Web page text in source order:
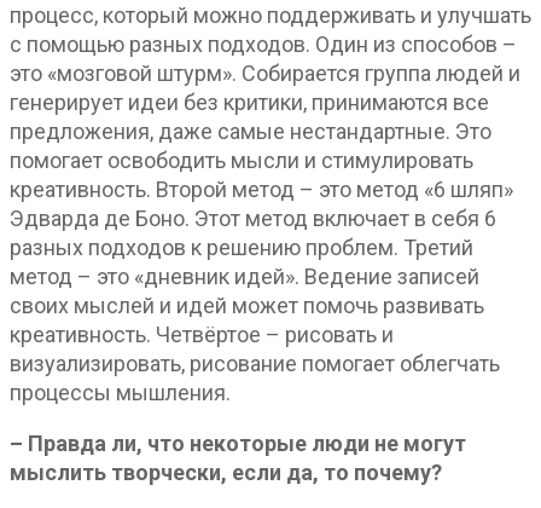
процесс, который можно поддерживать и улучшать
с помощью разных подходов. Один из способов –
это «мозговой штурм». Собирается группа людей и
генерирует идеи без критики, принимаются все
предложения, даже самые нестандартные. Это
помогает освободить мысли и стимулировать
креативность. Второй метод – это метод «6 шляп»
Эдварда де Боно. Этот метод включает в себя 6
разных подходов к решению проблем. Третий
метод – это «дневник идей». Ведение записей
своих мыслей и идей может помочь развивать
креативность. Четвёртое – рисовать и
визуализировать, рисование помогает облегчать
процессы мышления.
– Правда ли, что некоторые люди не могут
мыслить творчески, если да, то почему?